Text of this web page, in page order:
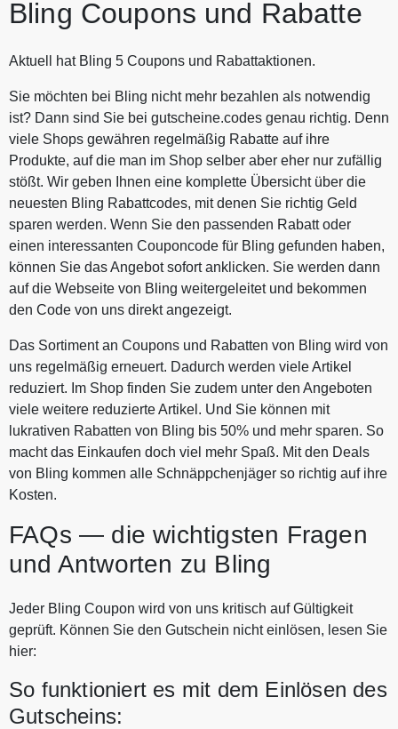
Bling Coupons und Rabatte
Aktuell hat Bling 5 Coupons und Rabattaktionen.
Sie möchten bei Bling nicht mehr bezahlen als notwendig
ist? Dann sind Sie bei gutscheine.codes genau richtig. Denn
viele Shops gewähren regelmäßig Rabatte auf ihre
Produkte, auf die man im Shop selber aber eher nur zufällig
stößt. Wir geben Ihnen eine komplette Übersicht über die
neuesten Bling Rabattcodes, mit denen Sie richtig Geld
sparen werden. Wenn Sie den passenden Rabatt oder
einen interessanten Couponcode für Bling gefunden haben,
können Sie das Angebot sofort anklicken. Sie werden dann
auf die Webseite von Bling weitergeleitet und bekommen
den Code von uns direkt angezeigt.
Das Sortiment an Coupons und Rabatten von Bling wird von
uns regelmäßig erneuert. Dadurch werden viele Artikel
reduziert. Im Shop finden Sie zudem unter den Angeboten
viele weitere reduzierte Artikel. Und Sie können mit
lukrativen Rabatten von Bling bis 50% und mehr sparen. So
macht das Einkaufen doch viel mehr Spaß. Mit den Deals
von Bling kommen alle Schnäppchenjäger so richtig auf ihre
Kosten.
FAQs — die wichtigsten Fragen
und Antworten zu Bling
Jeder Bling Coupon wird von uns kritisch auf Gültigkeit
geprüft. Können Sie den Gutschein nicht einlösen, lesen Sie
hier:
So funktioniert es mit dem Einlösen des
Gutscheins: